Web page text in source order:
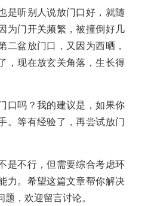
是听别人说放门口好，就随
为门开关频繁，被撞倒好几
二盆放门口，又因为西晒，
，现在放玄关角落，生长得
口吗？我的建议是，如果你
。等有经验了，再尝试放门
是不行，但需要综合考虑环
力。希望这篇文章帮你解决
，欢迎留言讨论。